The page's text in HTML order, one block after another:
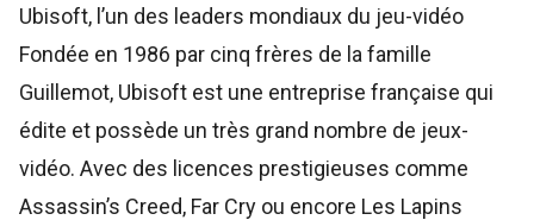
Ubisoft, l’un des leaders mondiaux du jeu-vidéo
Fondée en 1986 par cinq frères de la famille
Guillemot, Ubisoft est une entreprise française qui
édite et possède un très grand nombre de jeux-
vidéo. Avec des licences prestigieuses comme
Assassin’s Creed, Far Cry ou encore Les Lapins